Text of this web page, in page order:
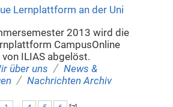
Lernplattform an der Uni
2013 wird die
CampusOnline
ILIAS abgelöst.
über uns / News &
/ Nachrichten Archiv